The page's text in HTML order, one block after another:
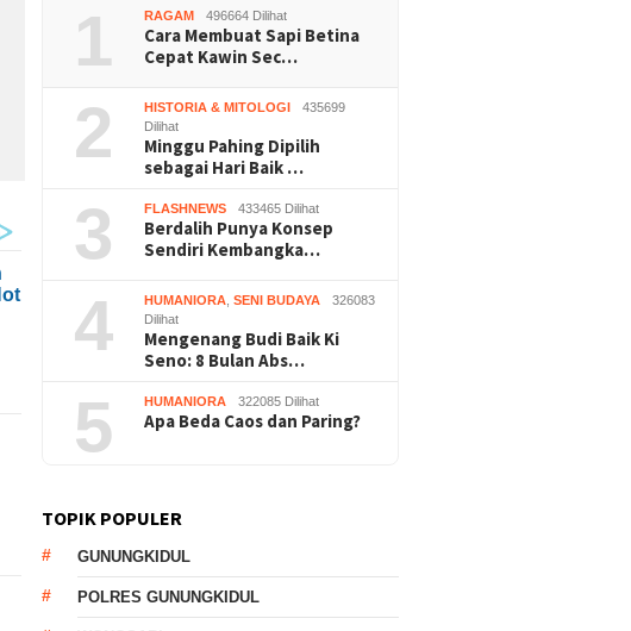
1 RAGAM 496664 Dilihat
Cara Membuat Sapi Betina
Cepat Kawin Sec…
2 HISTORIA & MITOLOGI
435699
Dilihat
Minggu Pahing Dipilih
sebagai Hari Baik …
3 FLASHNEWS 433465 Dilihat
Berdalih Punya Konsep
Sendiri Kembangka…
4 HUMANIORA ,SENI BUDAYA
326083
Dilihat
Mengenang Budi Baik Ki
Seno: 8 Bulan Abs…
5 HUMANIORA 322085 Dilihat
Apa Beda Caos dan Paring?
TOPIK POPULER
GUNUNGKIDUL
POLRES GUNUNGKIDUL